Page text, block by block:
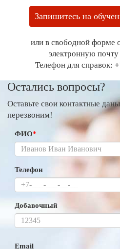
Запишитесь на
или в свободной форме
электронную почту
Телефон для справок:
Остались вопросы?
Оставьте свои контактные
перезвоним!
ФИО*
Телефон
Добавочный
Email